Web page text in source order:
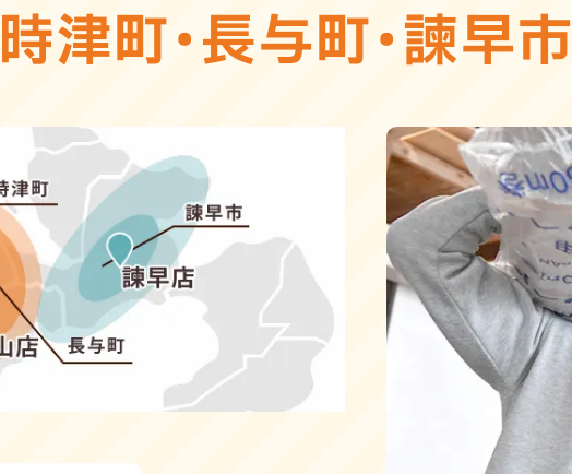
時津町・長与町・諫早市